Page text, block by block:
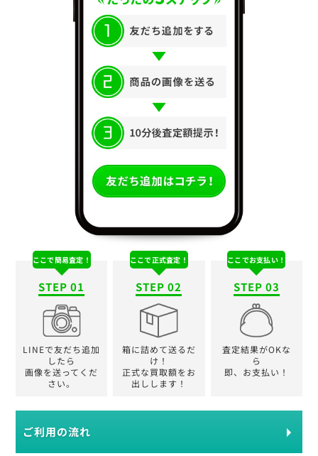
ここで簡易査定！
STEP 01
LINEで友だち追加
したら
画像を送ってくだ
さい。
ここで正式査定！
STEP 02
箱に詰めて送るだ
け！
正式な買取額をお
出しします！
ここでお支払い！
STEP 03
査定結果がOKな
ら
即、お支払い！
ご利用の流れ